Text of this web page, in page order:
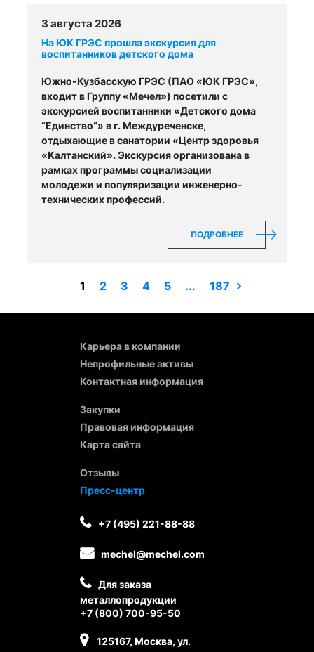
3 августа 2026
На ЮК ГРЭС прошла экскурсия для
воспитанников детского дома
Южно-Кузбасскую ГРЭС (ПАО «ЮК ГРЭС»,
входит в Группу «Мечел») посетили с
экскурсией воспитанники «Детского дома
“Единство”» в г. Междуреченске,
отдыхающие в санатории «Центр здоровья
«Калтанский». Экскурсия организована в
рамках программы социализации
молодежи и популяризации инженерно-
технических профессий.
ПОДРОБНЕЕ
1 2 3 4 5 ... 187
Карьера в компании
Непрофильные активы
Контактная информация
Закупки
Правовая информация
Карта сайта
Отзывы
Пресс-центр
+7 (495) 221-88-88
mechel@mechel.com
Для заказа
металлопродукции
+7 (800) 700-95-50
125167, Москва, ул.